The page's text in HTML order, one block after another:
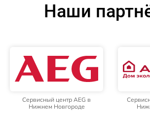
Наши
Сервисный центр AEG в
Нижнем Новгороде